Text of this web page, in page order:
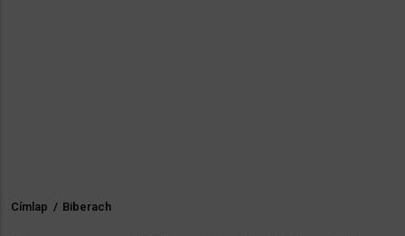
Morzsa
Címlap / Biberach